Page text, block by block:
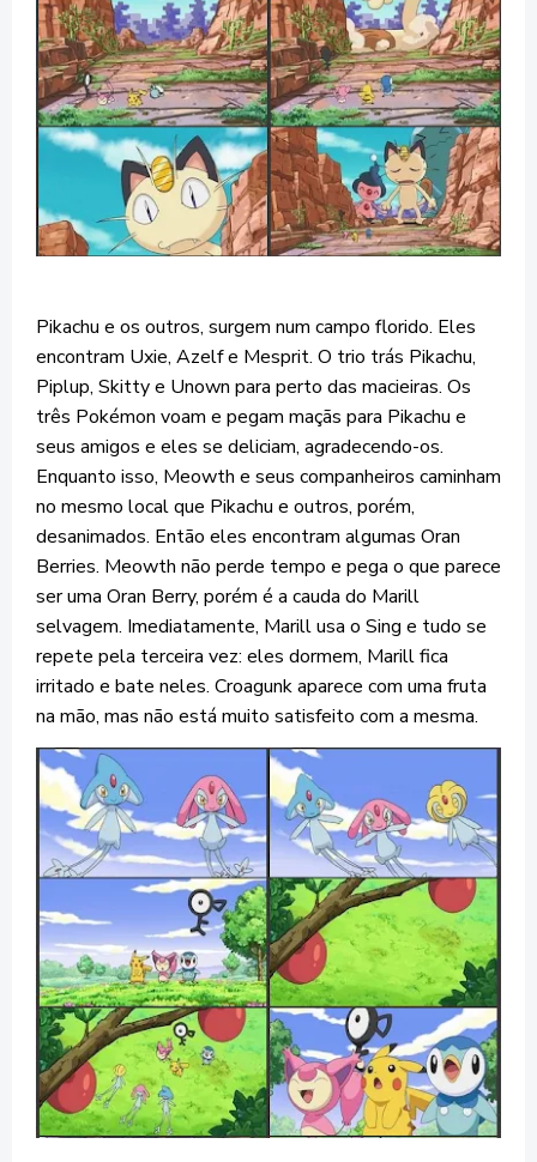
Pikachu e os outros, surgem num campo florido. Eles
encontram Uxie, Azelf e Mesprit. O trio trás Pikachu,
Piplup, Skitty e Unown para perto das macieiras. Os
três Pokémon voam e pegam maçãs para Pikachu e
seus amigos e eles se deliciam, agradecendo-os.
Enquanto isso, Meowth e seus companheiros caminham
no mesmo local que Pikachu e outros, porém,
desanimados. Então eles encontram algumas Oran
Berries. Meowth não perde tempo e pega o que parece
ser uma Oran Berry, porém é a cauda do Marill
selvagem. Imediatamente, Marill usa o Sing e tudo se
repete pela terceira vez: eles dormem, Marill fica
irritado e bate neles. Croagunk aparece com uma fruta
na mão, mas não está muito satisfeito com a mesma.